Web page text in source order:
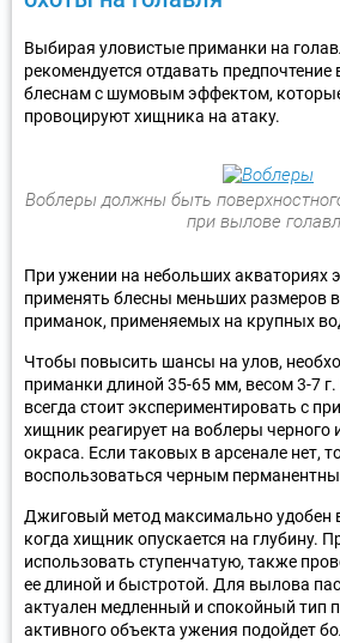
Выбирая уловистые приманки на
рекомендуется отдавать
блеснам с шумовым эффектом,
провоцируют хищника на атаку.
Воблеры должны быть
при вылове
При ужении на небольших акваториях
применять блесны меньших размеров в
приманок, применяемых на крупных
Чтобы повысить шансы на улов,
приманки длиной 35-65 мм, весом 3-7
всегда стоит экспериментировать с
хищник реагирует на воблеры черного
окраса. Если таковых в арсенале нет,
воспользоваться черным
Джиговый метод максимально удобен
когда хищник опускается на глубину.
использовать ступенчатую, также
ее длиной и быстротой. Для вылова
актуален медленный и спокойный тип
активного объекта ужения подойдет